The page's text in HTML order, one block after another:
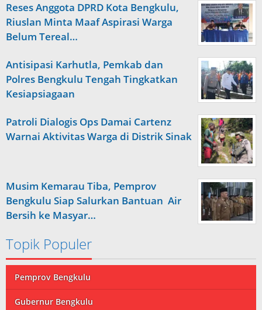
Reses Anggota DPRD Kota Bengkulu,
Riuslan Minta Maaf Aspirasi Warga
Belum Tereal…
Antisipasi Karhutla, Pemkab dan
Polres Bengkulu Tengah Tingkatkan
Kesiapsiagaan
Patroli Dialogis Ops Damai Cartenz
Warnai Aktivitas Warga di Distrik Sinak
Musim Kemarau Tiba, Pemprov
Bengkulu Siap Salurkan Bantuan Air
Bersih ke Masyar…
Topik Populer
Pemprov Bengkulu
Gubernur Bengkulu